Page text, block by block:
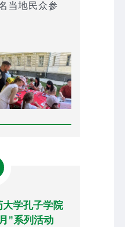
当地民众参
大学孔子学院
”系列活动